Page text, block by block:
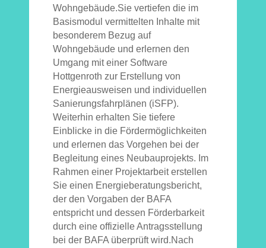
Wohngebäude.Sie vertiefen die im
Basismodul vermittelten Inhalte mit
besonderem Bezug auf
Wohngebäude und erlernen den
Umgang mit einer Software
Hottgenroth zur Erstellung von
Energieausweisen und individuellen
Sanierungsfahrplänen (iSFP).
Weiterhin erhalten Sie tiefere
Einblicke in die Fördermöglichkeiten
und erlernen das Vorgehen bei der
Begleitung eines Neubauprojekts. Im
Rahmen einer Projektarbeit erstellen
Sie einen Energieberatungsbericht,
der den Vorgaben der BAFA
entspricht und dessen Förderbarkeit
durch eine offizielle Antragsstellung
bei der BAFA überprüft wird.Nach